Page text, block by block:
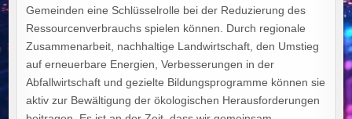
Gemeinden eine Schlüsselrolle bei der Reduzierung des
Ressourcenverbrauchs spielen können. Durch regionale
Zusammenarbeit, nachhaltige Landwirtschaft, den Umstieg
auf erneuerbare Energien, Verbesserungen in der
Abfallwirtschaft und gezielte Bildungsprogramme können sie
aktiv zur Bewältigung der ökologischen Herausforderungen